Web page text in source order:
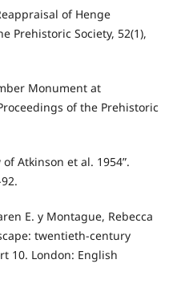
of Henge
Prehistoric Society, 52(1),
Monument at
of the Prehistoric
of Atkinson et al. 1954”.
E. y Montague, Rebecca
twentieth-century
10. London: English